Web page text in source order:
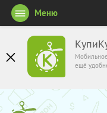
ещё
Меню